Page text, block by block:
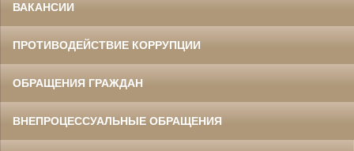
ВАКАНСИИ
ПРОТИВОДЕЙСТВИЕ КОРРУПЦИИ
ОБРАЩЕНИЯ ГРАЖДАН
ВНЕПРОЦЕССУАЛЬНЫЕ ОБРАЩЕНИЯ